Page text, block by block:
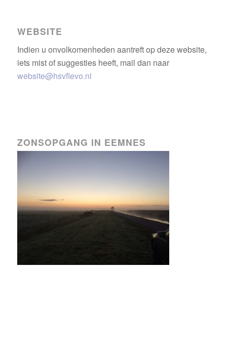
WEBSITE
Indien u onvolkomenheden aantreft op deze website,
iets mist of suggesties heeft, mail dan naar
website@hsvflevo.nl
ZONSOPGANG IN EEMNES